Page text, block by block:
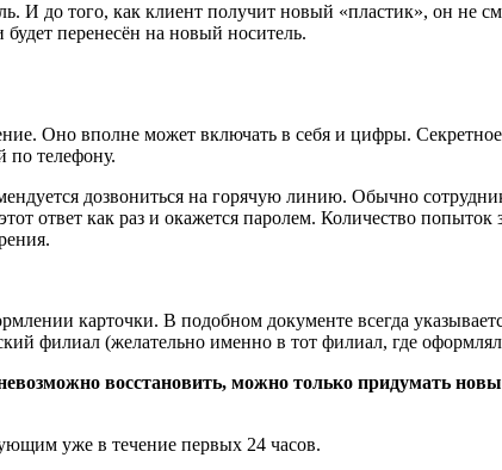
И до того, как клиент получит новый «пластик», он не
перенесён на новый носитель.
Оно вполне может включать в себя и цифры.
по телефону.
дозвониться на горячую линию. Обычно
ответ как раз и окажется паролем. Количество
карточки. В подобном документе всегда
филиал (желательно именно в тот филиал, где
восстановить, можно только придумать
уже в течение первых 24 часов.